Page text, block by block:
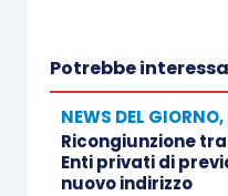
Potrebbe
NEWS DEL GIORNO,
Ricongiunzione
Enti privati di
nuovo indirizzo